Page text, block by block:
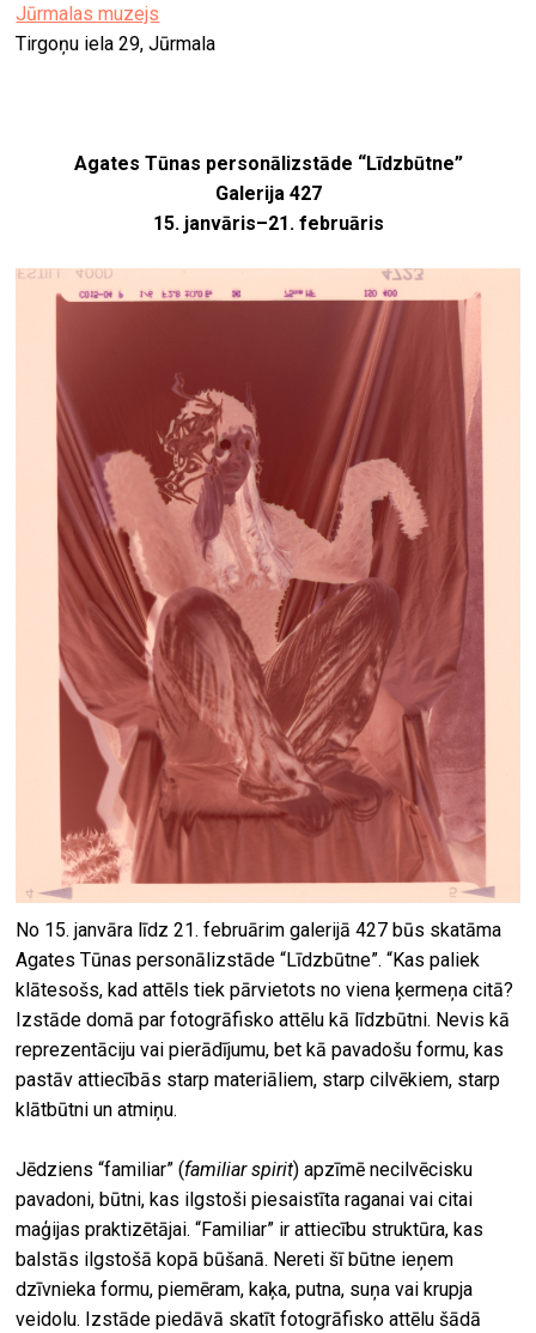
Jūrmalas muzejs
Tirgoņu iela 29, Jūrmala
Agates Tūnas personālizstāde “Līdzbūtne”
Galerija 427
15. janvāris–21. februāris
No 15. janvāra līdz 21. februārim galerijā 427 būs skatāma
Agates Tūnas personālizstāde “Līdzbūtne”. “Kas paliek
klātesošs, kad attēls tiek pārvietots no viena ķermeņa citā?
Izstāde domā par fotogrāfisko attēlu kā līdzbūtni. Nevis kā
reprezentāciju vai pierādījumu, bet kā pavadošu formu, kas
pastāv attiecībās starp materiāliem, starp cilvēkiem, starp
klātbūtni un atmiņu.
Jēdziens “familiar” (familiar spirit) apzīmē necilvēcisku
pavadoni, būtni, kas ilgstoši piesaistīta raganai vai citai
maģijas praktizētājai. “Familiar” ir attiecību struktūra, kas
balstās ilgstošā kopā būšanā. Nereti šī būtne ieņem
dzīvnieka formu, piemēram, kaķa, putna, suņa vai krupja
veidolu. Izstāde piedāvā skatīt fotogrāfisko attēlu šādā